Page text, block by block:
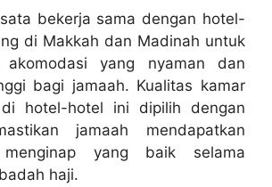
bekerja sama dengan hotel-
di Makkah dan Madinah untuk
akomodasi yang nyaman dan
bagi jamaah. Kualitas kamar
hotel-hotel ini dipilih dengan
jamaah mendapatkan
menginap yang baik selama
haji.